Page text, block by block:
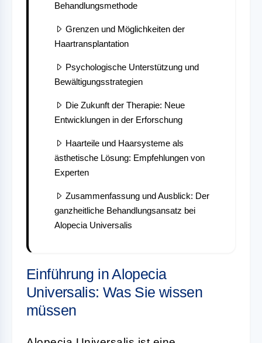
Behandlungsmethode
Grenzen und Möglichkeiten der
Haartransplantation
Psychologische Unterstützung und
Bewältigungsstrategien
Die Zukunft der Therapie: Neue
Entwicklungen in der Erforschung
Haarteile und Haarsysteme als
ästhetische Lösung: Empfehlungen von
Experten
Zusammenfassung und Ausblick: Der
ganzheitliche Behandlungsansatz bei
Alopecia Universalis
Einführung in Alopecia
Universalis: Was Sie wissen
müssen